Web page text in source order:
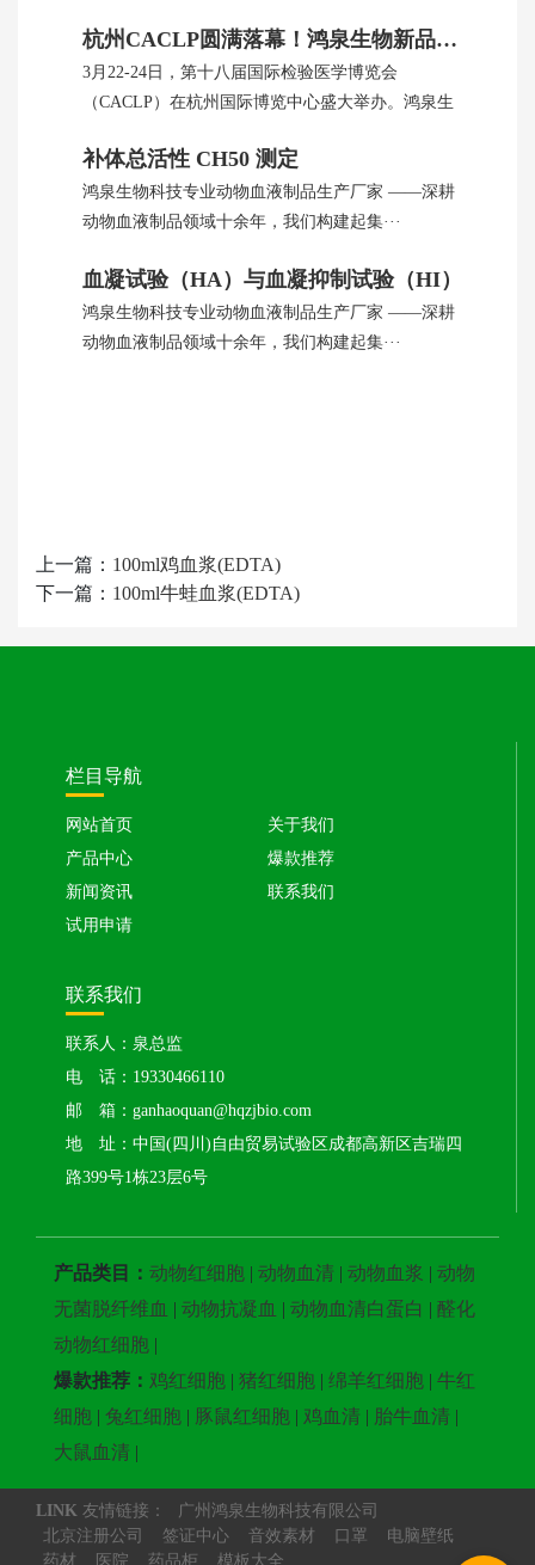
杭州CACLP圆满落幕！鸿泉生物新品引全球瞩目
3月22-24日，第十八届国际检验医学博览会
（CACLP）在杭州国际博览中心盛大举办。鸿泉生
补体总活性 CH50 测定
鸿泉生物科技专业动物血液制品生产厂家 ——深耕
动物血液制品领域十余年，我们构建起集···
血凝试验（HA）与血凝抑制试验（HI）
鸿泉生物科技专业动物血液制品生产厂家 ——深耕
动物血液制品领域十余年，我们构建起集···
上一篇： 100ml鸡血浆(EDTA)
下一篇： 100ml牛蛙血浆(EDTA)
栏目导航
网站首页
关于我们
产品中心
爆款推荐
新闻资讯
联系我们
试用申请
联系我们
联系人：泉总监
电 话：19330466110
邮 箱：ganhaoquan@hqzjbio.com
地 址：中国(四川)自由贸易试验区成都高新区吉瑞四
路399号1栋23层6号
产品类目： 动物红细胞 | 动物血清 | 动物血浆 | 动物
无菌脱纤维血 | 动物抗凝血 | 动物血清白蛋白 | 醛化
动物红细胞 |
爆款推荐： 鸡红细胞 | 猪红细胞 | 绵羊红细胞 | 牛红
细胞 | 兔红细胞 | 豚鼠红细胞 | 鸡血清 | 胎牛血清 |
大鼠血清 |
LINK 友情链接：
广州鸿泉生物科技有限公司
北京注册公司
签证中心 音效素材 口罩
电脑壁纸
药材
医院 药品柜 模板大全